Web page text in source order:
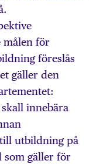
målen för
föreslås
gäller den
innebära
utbildning på
som gäller för